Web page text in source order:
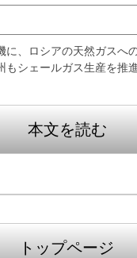
に、ロシアの天然ガスへ
もシェールガス生産を推
本文を読む
トップページ